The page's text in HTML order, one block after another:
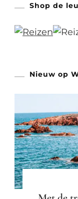
Shop de
Nieuw op